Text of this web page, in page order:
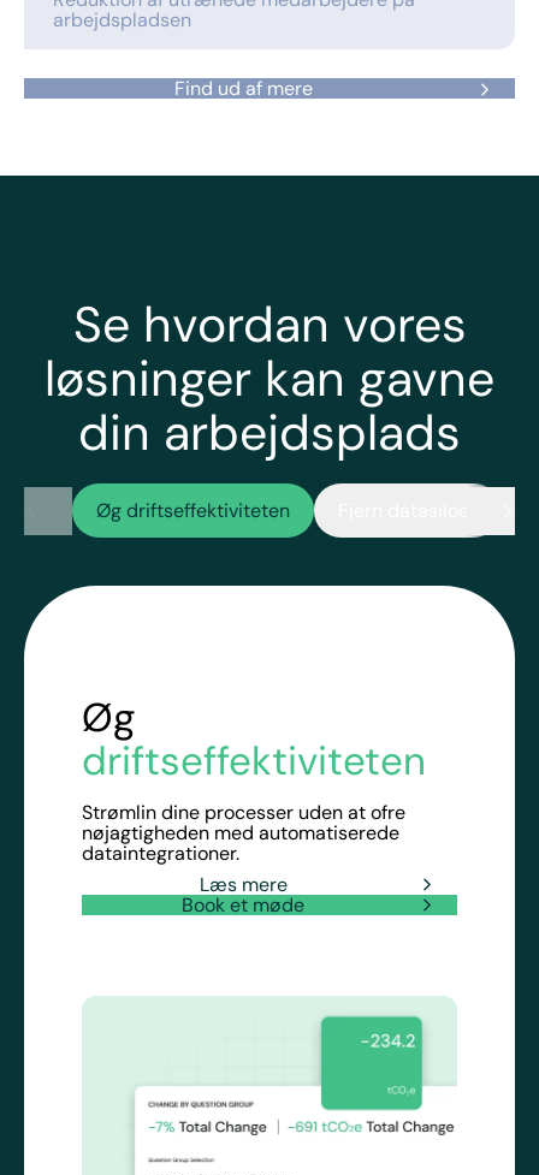
arbejdspladsen
Find ud af mere
Se hvordan vores
løsninger kan gavne
din arbejdsplads
Øg driftseffektiviteten
Scroll Tabs Right
Øg
driftseffektiviteten
Strømlin dine processer uden at ofre
nøjagtigheden med automatiserede
dataintegrationer.
Læs mere
Book et møde